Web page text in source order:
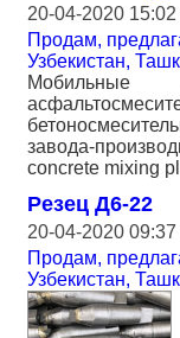
20-04-2020 15:02
Продам,
Узбекистан,
Мобильные
завода-
concrete mixing
Резец Д6-22
20-04-2020 09:37
Продам,
Узбекистан,